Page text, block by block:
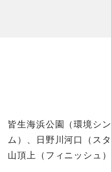
皆生海浜公園（環境シ
ム）、日野川河口（ス
山頂上（フィニッシュ）